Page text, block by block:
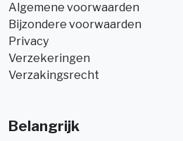
Algemene voorwaarden
Bijzondere voorwaarden
Privacy
Verzekeringen
Verzakingsrecht
Belangrijk